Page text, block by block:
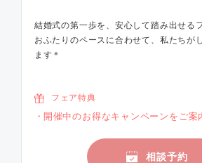
結婚式の第一歩を、安心して踏み出せる
おふたりのペースに合わせて、私たちが
ます＊
フェア特典
開催中のお得なキャンペーンをご案
相談予約